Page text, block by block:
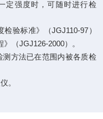
定强度时，可随时进行检
检验标准》（JGJ110-97）
》（JGJ126-2000）。
测方法已在范围内被各质检
。